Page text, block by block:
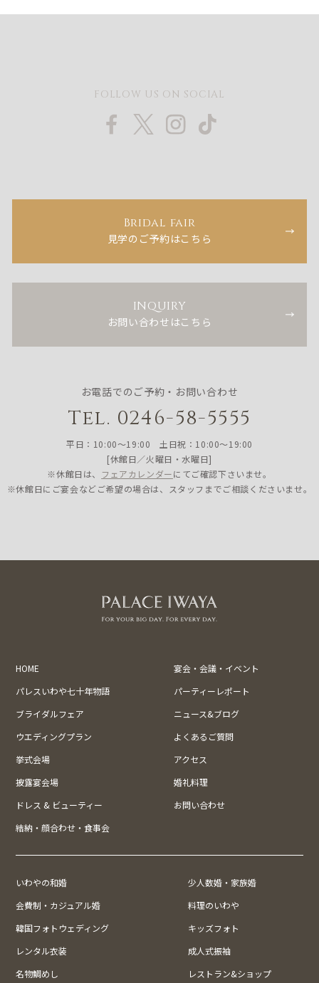
FOLLOW US ON SOCIAL
Bridal fair
見学のご予約はこちら
INQUIRY
お問い合わせはこちら
お電話でのご予約・お問い合わせ
Tel. 0246-58-5555
平日：10:00〜19:00 土日祝：10:00〜19:00
[休館日／火曜日・水曜日]
※休館日は、 フェアカレンダーにてご確認下さいませ。
※休館日にご宴会などご希望の場合は、スタッフまでご相談くださいませ。
HOME
宴会・会議・イベント
パレスいわや七十年物語
パーティーレポート
ブライダルフェア
ニュース&ブログ
ウエディングプラン
よくあるご質問
挙式会場
アクセス
披露宴会場
婚礼料理
ドレス & ビューティー
お問い合わせ
結納・顔合わせ・食事会
いわやの和婚
少人数婚・家族婚
会費制・カジュアル婚
料理のいわや
韓国フォトウェディング
キッズフォト
レンタル衣装
成人式振袖
名物鯛めし
レストラン&ショップ